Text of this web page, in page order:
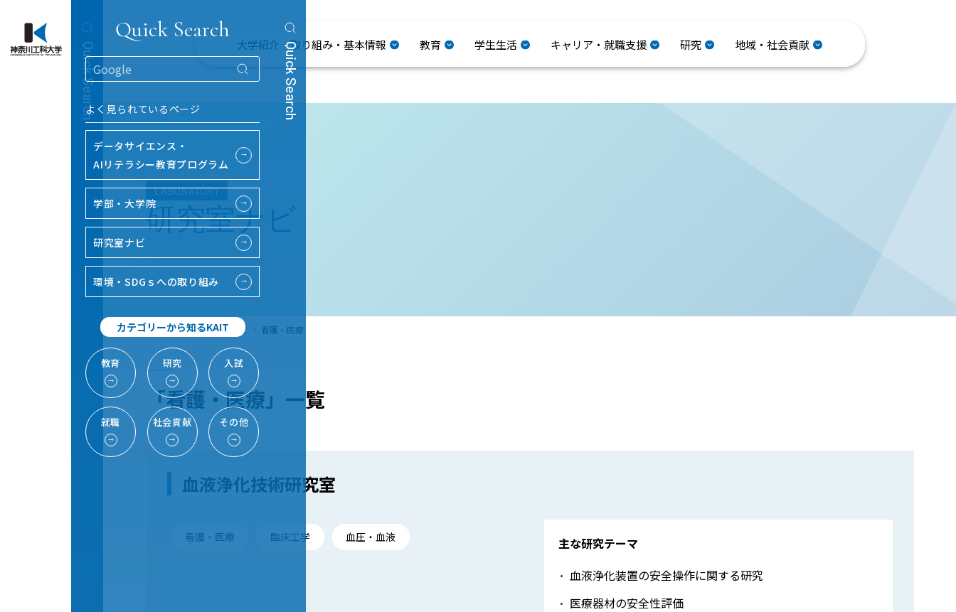
Quick Search
Quick Search
よく見られているページ
データサイエンス・
AIリテラシー教育プログラム
→
学部・大学院 →
研究室ナビ →
環境・SDGｓへの取り組み →
カテゴリーから知るKAIT
教育
→
研究
→
入試
→
就職
→
社会貢献
→
その他
→
Quick Search
大学紹介・取り組み・基本情報 教育 学生生活 キャリア・就職支援 研究 地域・社会貢献
LABORATORY
研究室ナビ
TOP 研究 研究室ナビ 看護・医療
「看護・医療」一覧
血液浄化技術研究室
看護・医療 臨床工学 血圧・血液
主な研究テーマ
血液浄化装置の安全操作に関する研究
医療器材の安全性評価